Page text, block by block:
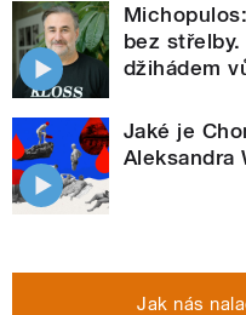
bez
džihádem
Jaké je
Aleksandra
Jak nás